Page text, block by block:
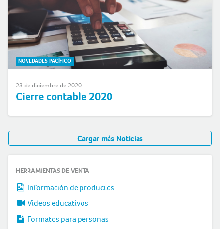
NOVEDADES PACÍFICO
23 de diciembre de 2020
Cierre contable 2020
Cargar más Noticias
HERRAMIENTAS DE VENTA
Información de productos
Videos educativos
Formatos para personas